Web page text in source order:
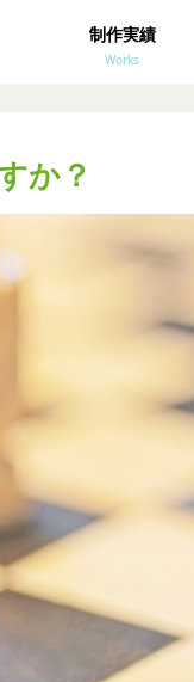
制作実績
Works
か？